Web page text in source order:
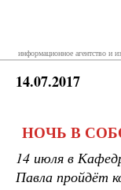
информационное агентство и
14.07.2017
НОЧЬ В
14 июля в
Павла пройдёт